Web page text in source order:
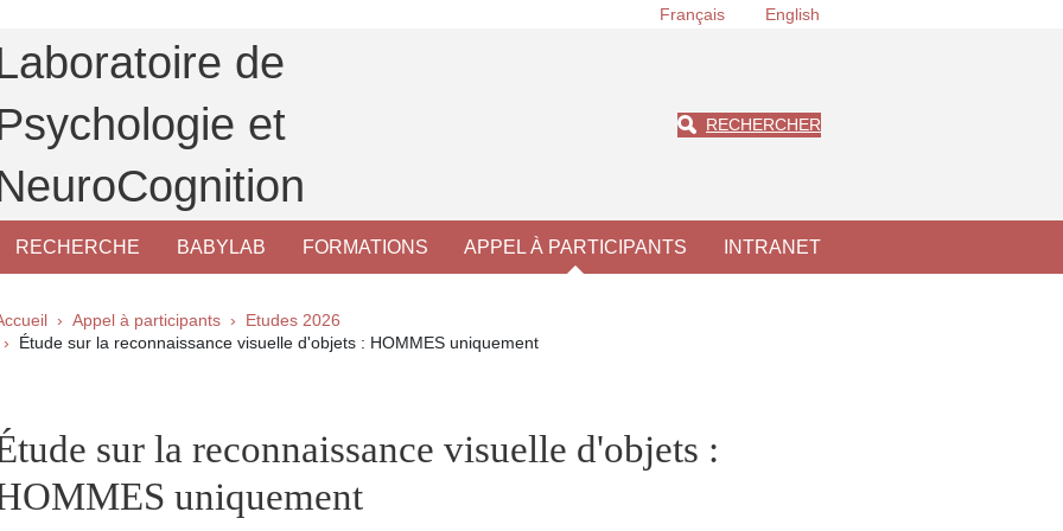
Français English
de
et
RECHERCHER
RECHERCHE BABYLAB FORMATIONS APPEL À PARTICIPANTS INTRANET
d'Ariane
Appel à participants
Etudes 2026
Étude sur la reconnaissance visuelle d'objets : HOMMES uniquement
Sidebar
sur la reconnaissance visuelle d'objets :
uniquement